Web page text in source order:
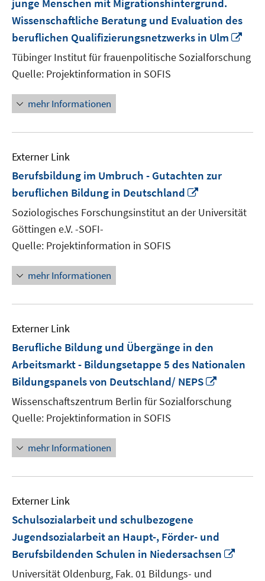
junge Menschen mit Migrationshintergrund.
Wissenschaftliche Beratung und Evaluation des
beruflichen Qualifizierungsnetzwerks in Ulm
Tübinger Institut für frauenpolitische Sozialforschung
Quelle: Projektinformation in SOFIS
mehr Informationen
Externer Link
Berufsbildung im Umbruch - Gutachten zur
beruflichen Bildung in Deutschland
neuem
Fenster
Soziologisches Forschungsinstitut an der Universität
Göttingen e.V. -SOFI-
Quelle: Projektinformation in SOFIS
mehr Informationen
Externer Link
Berufliche Bildung und Übergänge in den
Arbeitsmarkt - Bildungsetappe 5 des Nationalen
Bildungspanels von Deutschland/ NEPS
Fenster
Wissenschaftszentrum Berlin für Sozialforschung
Quelle: Projektinformation in SOFIS
mehr Informationen
Externer Link
Schulsozialarbeit und schulbezogene
Jugendsozialarbeit an Haupt-, Förder- und
Berufsbildenden Schulen in Niedersachsen
Universität Oldenburg, Fak. 01 Bildungs- und